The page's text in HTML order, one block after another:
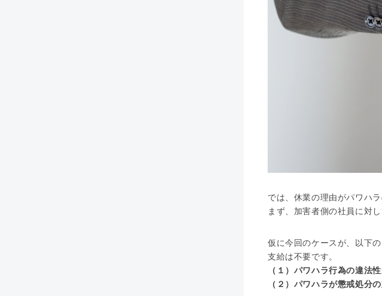
では、休業の理由がパワハ
まず、加害者側の社員に対
仮に今回のケースが、以下
支給は不要です。
（１）パワハラ行為の違法
（２）パワハラが懲戒処分